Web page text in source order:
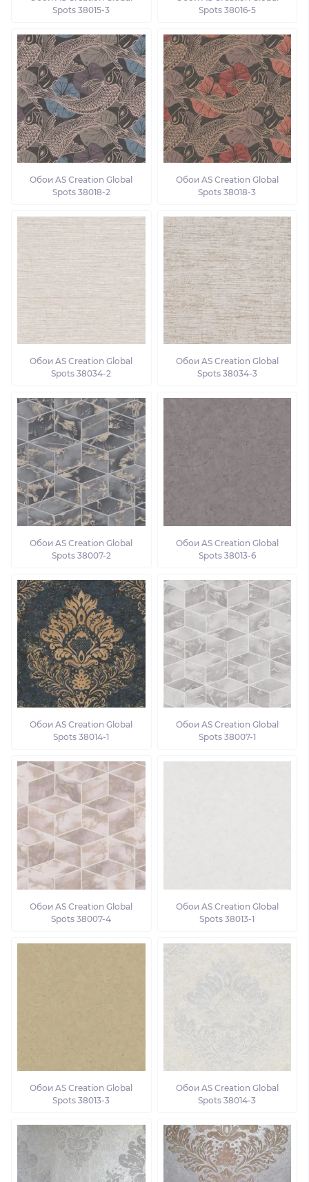
Spots 38015-3
Spots 38016-5
Обои AS Creation Global
Spots 38018-2
Обои AS Creation Global
Spots 38018-3
Обои AS Creation Global
Spots 38034-2
Обои AS Creation Global
Spots 38034-3
Обои AS Creation Global
Spots 38007-2
Обои AS Creation Global
Spots 38013-6
Обои AS Creation Global
Spots 38014-1
Обои AS Creation Global
Spots 38007-1
Обои AS Creation Global
Spots 38007-4
Обои AS Creation Global
Spots 38013-1
Обои AS Creation Global
Spots 38013-3
Обои AS Creation Global
Spots 38014-3